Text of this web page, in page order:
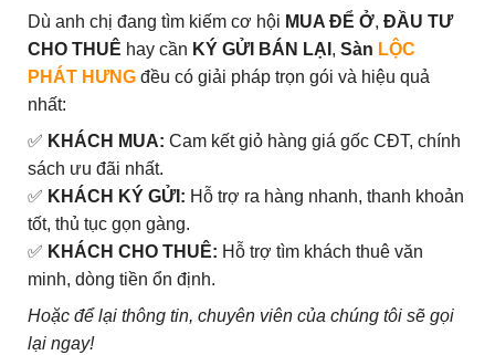
Dù anh chị đang tìm kiếm cơ hội MUA ĐỂ Ở, ĐẦU TƯ
CHO THUÊ hay cần KÝ GỬI BÁN LẠI , Sàn LỘC
PHÁT HƯNG đều có giải pháp trọn gói và hiệu quả
nhất:
✅ KHÁCH MUA: Cam kết giỏ hàng giá gốc CĐT, chính
sách ưu đãi nhất.
✅ KHÁCH KÝ GỬI: Hỗ trợ ra hàng nhanh, thanh khoản
tốt, thủ tục gọn gàng.
✅ KHÁCH CHO THUÊ: Hỗ trợ tìm khách thuê văn
minh, dòng tiền ổn định.
Hoặc để lại thông tin, chuyên viên của chúng tôi sẽ gọi
lại ngay!